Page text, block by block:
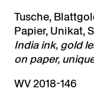
Tusche,
Papier, Unikat,
India ink, gold
on paper,
WV 2018-146